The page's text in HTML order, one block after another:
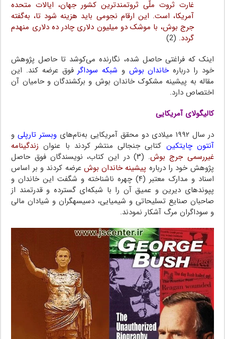
غارت ثروت ملّی ثروتمندترین کشور جهان،‌ ایالات متحده
آمریکا، است. این ارقام نجومی باید هزینه شود تا، به‌گفته
جرج بوش، با موشک‌ دو میلیون دلاری چادر ده دلاری منهدم
گردد. (2)
اینک که فراغتی حاصل شده، نگارنده می‌کوشد تا حاصل پژوهش
خود را دربارهخاندان بوش و شبکه سوداگرفوق عرضه کند. این
مقاله به پیشینه مشکوک خاندان بوش و برکشندگان و حامیان آن
اختصاص دارد.
کالیگولای آمریکایی
در سال ۱۹۹۲ میلادی دو محقق آمریکایی به‌نام‌های
وبستر تارپلیو
آنتون چایتکین کتابی جنجالی منتشر کردند با عنوان زندگینامه
غیررسمی جرج بوش
. (۳) در این کتاب، نویسندگان فوق حاصل
پژوهش خود را درباره پیشینه خاندان بوش عرضه کردند و بر اساس
اسناد و مدارک معتبر (۴) چهره ناشناخته و شگفت این خاندان و
پپوندهای دیرین و عمیق آن را با شبکه‌ای گسترده و قدرتمند از
صاحبان صنایع تسلیحاتی و شیمیایی، دسیسه‎گران و شیادان مالی
و سوداگران مرگ آشکار نمودند.